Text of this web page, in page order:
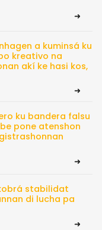
a kuminsá ku
kreativo na
akí ke hasi kos,
ku bandera falsu
pone atenshon
stabilidat
di lucha pa